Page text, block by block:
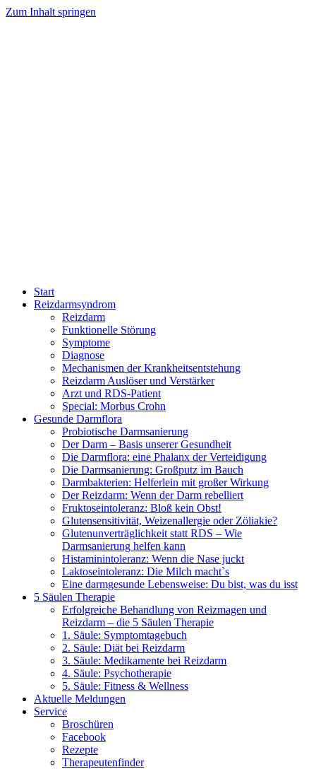
Zum Inhalt springen
Start
Reizdarmsyndrom
Reizdarm
Funktionelle Störung
Symptome
Diagnose
Mechanismen der Krankheitsentstehung
Reizdarm Auslöser und Verstärker
Arzt und RDS-Patient
Special: Morbus Crohn
Gesunde Darmflora
Probiotische Darmsanierung
Der Darm – Basis unserer Gesundheit
Die Darmflora: eine Phalanx der Verteidigung
Die Darmsanierung: Großputz im Bauch
Darmbakterien: Helferlein mit großer Wirkung
Der Reizdarm: Wenn der Darm rebelliert
Fruktoseintoleranz: Bloß kein Obst!
Glutensensitivität, Weizenallergie oder Zöliakie?
Glutenunverträglichkeit statt RDS – Wie
Darmsanierung helfen kann
Histaminintoleranz: Wenn die Nase juckt
Laktoseintoleranz: Die Milch macht`s
Eine darmgesunde Lebensweise: Du bist, was du isst
5 Säulen Therapie
Erfolgreiche Behandlung von Reizmagen und
Reizdarm – die 5 Säulen Therapie
1. Säule: Symptomtagebuch
2. Säule: Diät bei Reizdarm
3. Säule: Medikamente bei Reizdarm
4. Säule: Psychotherapie
5. Säule: Fitness & Wellness
Aktuelle Meldungen
Service
Broschüren
Facebook
Rezepte
Therapeutenfinder